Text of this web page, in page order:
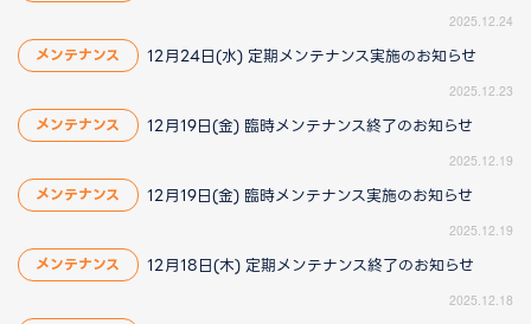
2025.12.24
メンテナンス 12月24日(水) 定期メンテナンス実施のお知らせ
2025.12.23
メンテナンス 12月19日(金) 臨時メンテナンス終了のお知らせ
2025.12.19
メンテナンス 12月19日(金) 臨時メンテナンス実施のお知らせ
2025.12.19
メンテナンス 12月18日(木) 定期メンテナンス終了のお知らせ
2025.12.18